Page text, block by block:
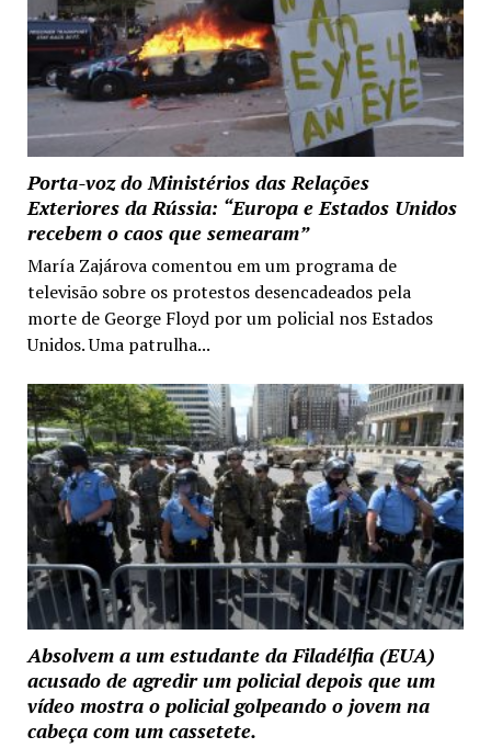
Porta-voz do Ministérios das Relações
Exteriores da Rússia: “Europa e Estados Unidos
recebem o caos que semearam”
María Zajárova comentou em um programa de
televisão sobre os protestos desencadeados pela
morte de George Floyd por um policial nos Estados
Unidos. Uma patrulha...
Absolvem a um estudante da Filadélfia (EUA)
acusado de agredir um policial depois que um
vídeo mostra o policial golpeando o jovem na
cabeça com um cassetete.